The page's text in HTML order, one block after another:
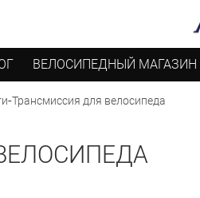
ВЕЛОСИПЕДНЫЙ МАГАЗИН
-Трансмиссия для велосипеда